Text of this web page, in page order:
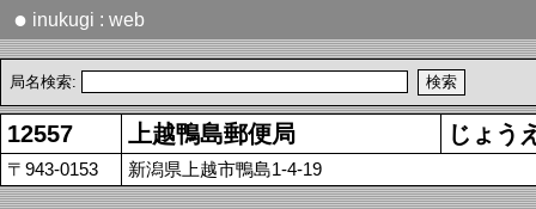
● inukugi : web
局名検索:
12557 上越鴨島郵便局 じょう
〒943-0153 新潟県上越市鴨島1-4-19